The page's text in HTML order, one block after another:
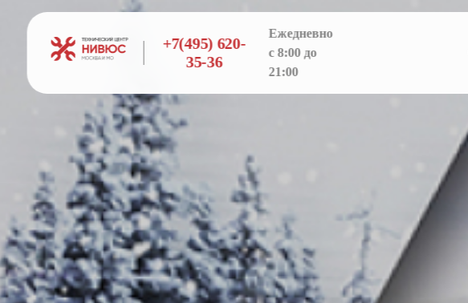
+7(495) 620-
35-36
Ежедневно
с 8:00 до
21:00